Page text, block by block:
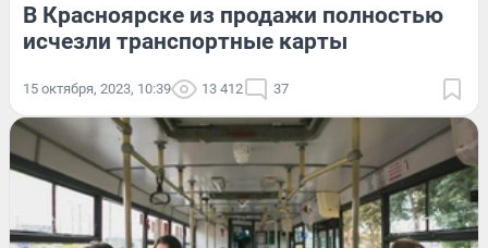
В Красноярске из продажи полностью
исчезли транспортные карты
15 октября, 2023, 10:39 13 412 37